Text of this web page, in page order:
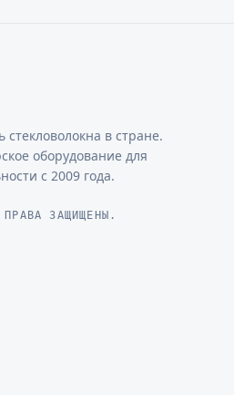
в стране.
оборудование для
с 2009 года.
ПРАВА ЗАЩИЩЕНЫ.